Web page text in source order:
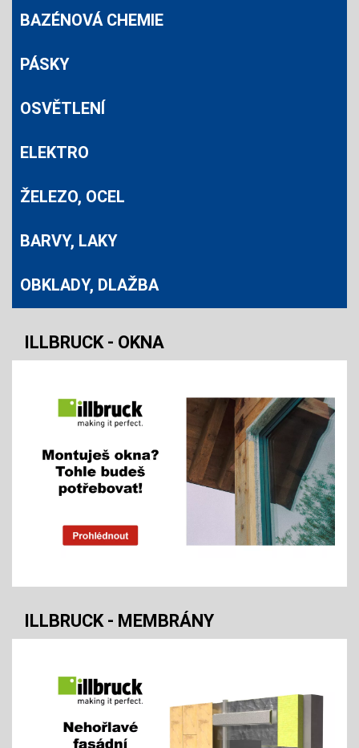
BAZÉNOVÁ CHEMIE
PÁSKY
OSVĚTLENÍ
ELEKTRO
ŽELEZO, OCEL
BARVY, LAKY
OBKLADY, DLAŽBA
ILLBRUCK - OKNA
ILLBRUCK - MEMBRÁNY